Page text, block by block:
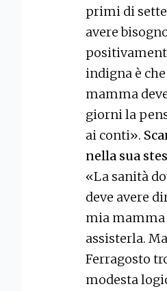
primi di
avere
indigna è
mamma
giorni la
ai conti».
nella sua
«La sanità
deve avere
mia mamma
assisterla.
Ferragosto
modesta